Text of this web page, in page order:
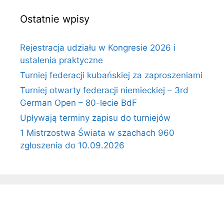
Ostatnie wpisy
Rejestracja udziału w Kongresie 2026 i
ustalenia praktyczne
Turniej federacji kubańskiej za zaproszeniami
Turniej otwarty federacji niemieckiej – 3rd
German Open – 80-lecie BdF
Upływają terminy zapisu do turniejów
1 Mistrzostwa Świata w szachach 960
zgłoszenia do 10.09.2026